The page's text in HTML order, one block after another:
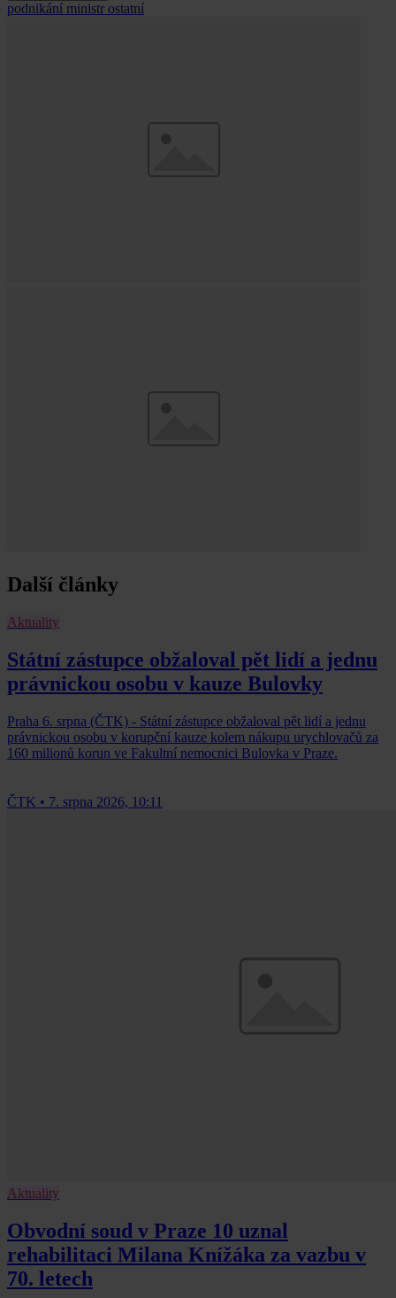
podnikání ministr ostatní
Další články
Aktuality
Státní zástupce obžaloval pět lidí a jednu
právnickou osobu v kauze Bulovky
Praha 6. srpna (ČTK) - Státní zástupce obžaloval pět lidí a jednu
právnickou osobu v korupční kauze kolem nákupu urychlovačů za
160 milionů korun ve Fakultní nemocnici Bulovka v Praze.
ČTK • 7. srpna 2026, 10:11
Aktuality
Obvodní soud v Praze 10 uznal
rehabilitaci Milana Knížáka za vazbu v
70. letech